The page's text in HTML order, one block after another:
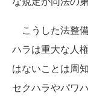
こうした法整
ハラは重大な人
はないことは周
セクハラやパワ